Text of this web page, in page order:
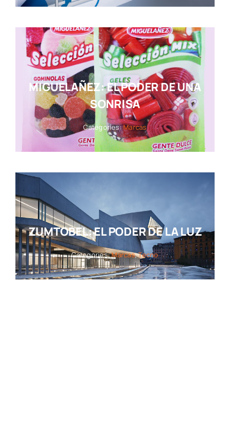
MIGUELAÑEZ: EL PODER DE UNA
SONRISA
Categories:Marcas
ZUMTOBEL: EL PODER DE LA LUZ
Categories:Marcas,Tecno